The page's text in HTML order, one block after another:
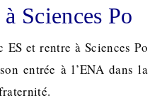
Sciences Po
et rentre à Sciences Po
entrée à l’ENA dans la